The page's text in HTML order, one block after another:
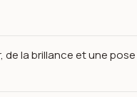
la brillance et une